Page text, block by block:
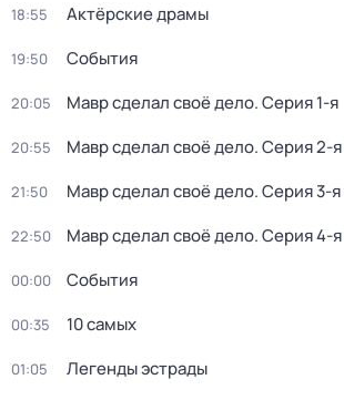
18:55 Актёрские драмы
19:50 События
20:05 Мавр сделал своё дело. Серия 1-я
20:55 Мавр сделал своё дело. Серия 2-я
21:50 Мавр сделал своё дело. Серия 3-я
22:50 Мавр сделал своё дело. Серия 4-я
00:00 События
00:35 10 самых
01:05 Легенды эстрады